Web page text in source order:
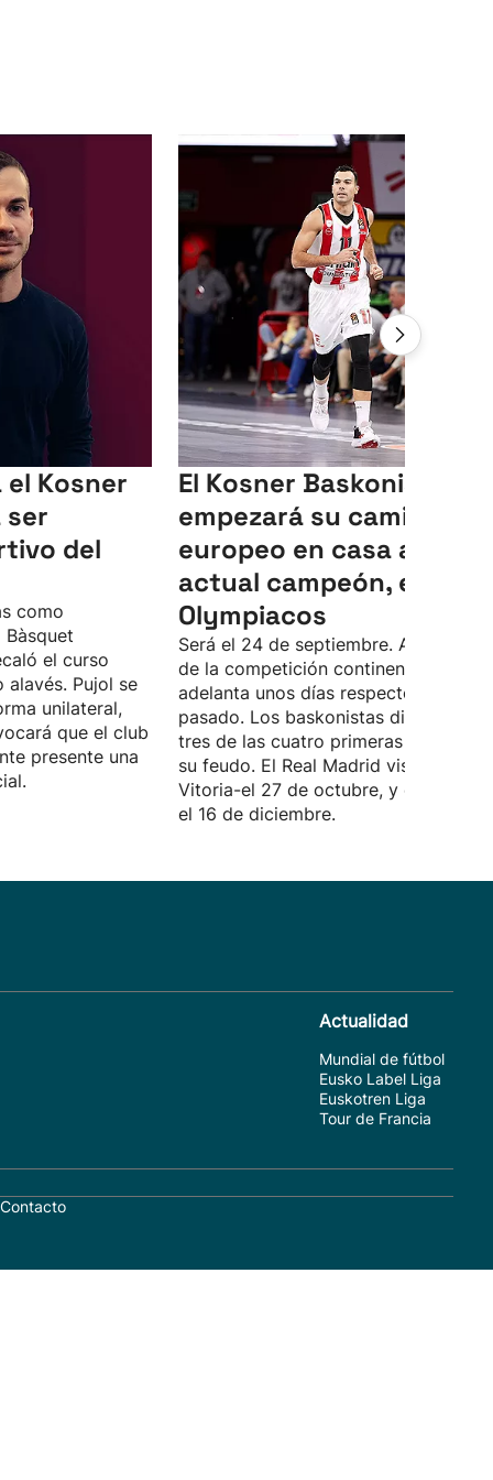
el Kosner
ser
del
como
el curso
alavés. Pujol se
unilateral,
que el club
presente una
El Kosner Baskonia
empezará su camino
europeo en casa ante el
actual campeón, el
Olympiacos
Será el 24 de septiembre. Así, el
de la competición continental se
adelanta unos días respecto al curso
pasado. Los baskonistas disputarán
tres de las cuatro primeras jornadas
su feudo. El Real Madrid visitará
Vitoria-el 27 de octubre, y el
el 16 de diciembre.
Actualidad
Mundial de fútbol
Eusko Label Liga
Euskotren Liga
Tour de Francia
Contacto